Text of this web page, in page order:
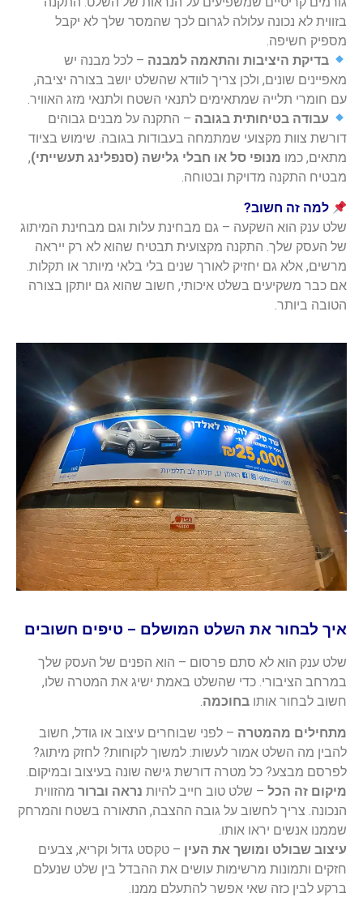
בזווית לא נכונה עלולה לגרום לכך שהמסר שלך לא יקבל
מספיק חשיפה.
בדיקת היציבות והתאמה למבנה – לכל מבנה יש
מאפיינים שונים, ולכן צריך לוודא שהשלט יושב בצורה יציבה,
עם חומרי תלייה שמתאימים לתנאי השטח ולתנאי מזג האוויר.
עבודה בטיחותית בגובה – התקנה על מבנים גבוהים
דורשת צוות מקצועי שמתמחה בעבודות בגובה. שימוש בציוד
מתאים, כמו מנופי סל או חבלי גלישה (סנפלינג תעשייתי),
מבטיח התקנה מדויקת ובטוחה.
למה זה חשוב?
שלט ענק הוא השקעה – גם מבחינת עלות וגם מבחינת המיתוג
של העסק שלך. התקנה מקצועית תבטיח שהוא לא רק ייראה
מרשים, אלא גם יחזיק לאורך שנים בלי בלאי מיותר או תקלות.
אם כבר משקיעים בשלט איכותי, חשוב שהוא גם יותקן בצורה
הטובה ביותר.
איך לבחור את השלט המושלם – טיפים חשובים
שלט ענק הוא לא סתם פרסום – הוא הפנים של העסק שלך
במרחב הציבורי. כדי שהשלט באמת ישיג את המטרה שלו,
חשוב לבחור אותו בחוכמה.
מתחילים מהמטרה – לפני שבוחרים עיצוב או גודל, חשוב
להבין מה השלט אמור לעשות: למשוך לקוחות? לחזק מיתוג?
לפרסם מבצע? כל מטרה דורשת גישה שונה בעיצוב ובמיקום.
מיקום זה הכל – שלט טוב חייב להיות נראה וברור מהזווית
הנכונה. צריך לחשוב על גובה ההצבה, התאורה בשטח והמרחק
שממנו אנשים יראו אותו.
עיצוב שבולט ומושך את העין – טקסט גדול וקריא, צבעים
חזקים ותמונות מרשימות עושים את ההבדל בין שלט שנעלם
ברקע לבין כזה שאי אפשר להתעלם ממנו.